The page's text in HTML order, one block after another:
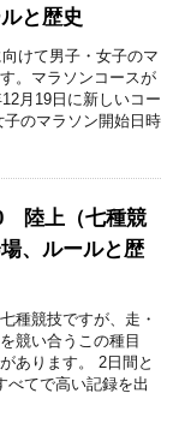
と歴史
けて男子・女子のマ
。マラソンコースが
月19日に新しいコー
のマラソン開始日時
陸上（七種競
、ルールと歴
種競技ですが、走・
競い合うこの種目
あります。 2日間と
べてで高い記録を出